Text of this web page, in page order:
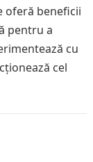
oferă beneficii
pentru a
cu
cel